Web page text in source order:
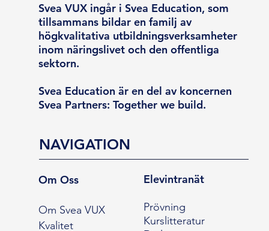
Svea VUX ingår i Svea Education, som
tillsammans bildar en familj av
högkvalitativa utbildningsverksamheter
inom näringslivet och den offentliga
sektorn.
Svea Education är en del av koncernen
Svea Partners: Together we build.
NAVIGATION
Om Oss
Om Svea VUX
Kvalitet
Elevintranät
Prövning
Kurslitteratur